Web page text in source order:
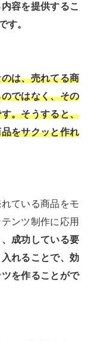
容を提供するこ
す。
は、売れてる商
ではなく、その
。そうすると、
をサクッと作れ
ている商品をモ
ンツ制作に応用
成功している要
れることで、効
を作ることがで